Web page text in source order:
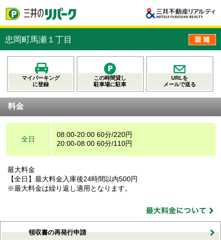
忠岡町馬瀬１丁目
マイパーキング
に登録
この時間貸し
駐車場に駐車
URLを
メールで送る
料金
全日
08:00-20:00 60分/220円
20:00-08:00 60分/110円
最大料金
【全日】最大料金入庫後24時間以内500円
※最大料金は繰り返し適用となります。
領収書の再発行申請